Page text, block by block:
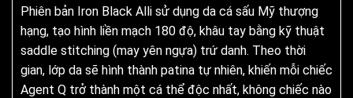
Phiên bản Iron Black Alli sử dụng da cá sấu Mỹ thượng
hạng, tạo hình liền mạch 180 độ, khâu tay bằng kỹ thuật
saddle stitching (may yên ngựa) trứ danh. Theo thời
gian, lớp da sẽ hình thành patina tự nhiên, khiến mỗi chiếc
Agent Q trở thành một cá thể độc nhất, không chiếc nào